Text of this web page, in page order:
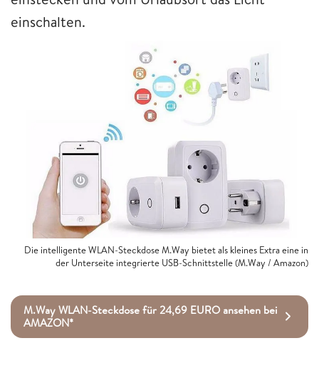
einschalten.
Die intelligente WLAN-Steckdose M.Way bietet als kleines Extra eine in
der Unterseite integrierte USB-Schnittstelle (M.Way / Amazon)
M.Way WLAN-Steckdose für 24,69 EURO ansehen bei
AMAZON*